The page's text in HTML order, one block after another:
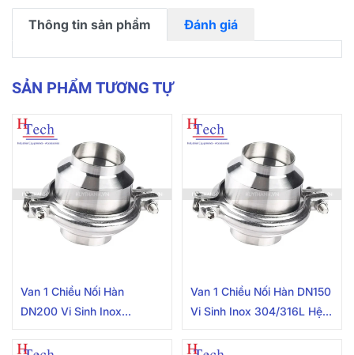
Thông tin sản phẩm Đánh giá
SẢN PHẨM TƯƠNG TỰ
Van 1 Chiều Nối Hàn
DN200 Vi Sinh Inox
Van 1 Chiều Nối Hàn DN150
Vi Sinh Inox 304/316L Hệ